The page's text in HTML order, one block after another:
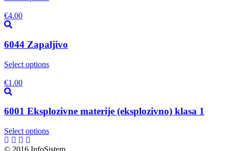
€4.00
6044 Zapaljivo
Select options
€1.00
6001 Eksplozivne materije (eksplozivno) klasa 1
Select options
© 2016 InfoSistem